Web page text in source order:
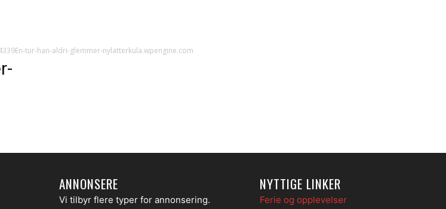
tur-han-aldri-glemmer-nylatterkula.wpengine.com
ANNONSERE
Vi tilbyr flere typer for annonsering.
NYTTIGE LINKER
Ferie og opplevelser